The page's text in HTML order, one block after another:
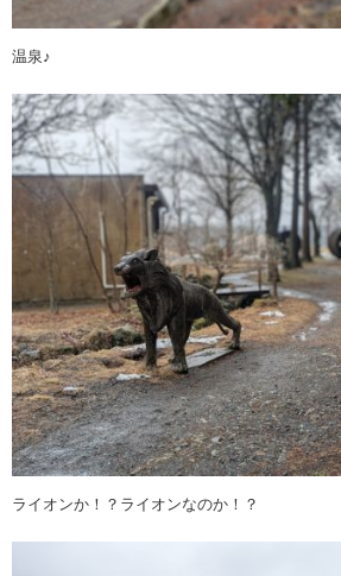
温泉♪
ライオンか！？ライオンなのか！？